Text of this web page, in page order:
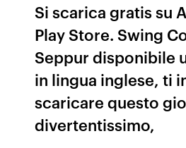
Si scarica gratis su
Play Store. Swing
Seppur disponibile
in lingua inglese, ti
scaricare questo
divertentissimo,